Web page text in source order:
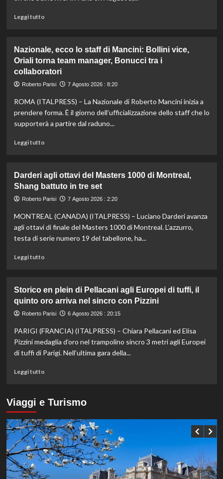
Practice
Leggi tuttoLeggi
Taddeucci
bronzo
nella
knockout
Europei
di
fondo,
nella
gara
maschile
Nazionale, ecco lo staff di Mancini: Bollini vice,
Oriali torna team manager, Bonucci tra i
collaboratori
Roberto Parisi 7 Agosto 2026 : 8:20
ROMA (ITALPRESS) – La Nazionale di Roberto Mancini inizia a
prendere forma. È il giorno dell’ufficializzazione dello staff che lo
supporterà a partire dal raduno...
Leggi tuttoLeggi
Nazionale,
ecco
lo
di
Mancini:
Bollini
Bonucci
tra
i
Darderi agli ottavi del Masters 1000 di Montreal,
Shang battuto in tre set
Roberto Parisi 7 Agosto 2026 : 2:20
MONTREAL (CANADA) (ITALPRESS) – Luciano Darderi avanza
agli ottavi di finale del Masters 1000 di Montreal. L’azzurro,
testa di serie numero 19 del tabellone, ha...
Leggi tuttoLeggi
Darderi
agli
ottavi
Masters
1000
di
tre
set
Storico en plein di Pellacani agli Europei di tuffi, il
quinto oro arriva nel sincro con Pizzini
Roberto Parisi 6 Agosto 2026 : 20:15
PARIGI (FRANCIA) (ITALPRESS) – Chiara Pellacani ed Elisa
Pizzini medaglia d’oro nel trampolino sincro 3 metri agli Europei
di tuffi di Parigi. Nell’ultima gara della...
Leggi tuttoLeggi
su
Storico
en
plein
di
Pellacani
agli
Europei
di
Viaggi e Turismo